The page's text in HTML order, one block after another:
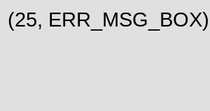
(25, ERR_MSG_BOX)